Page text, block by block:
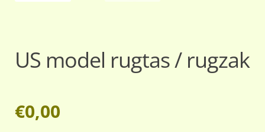
US model rugtas / rugzak
€0,00